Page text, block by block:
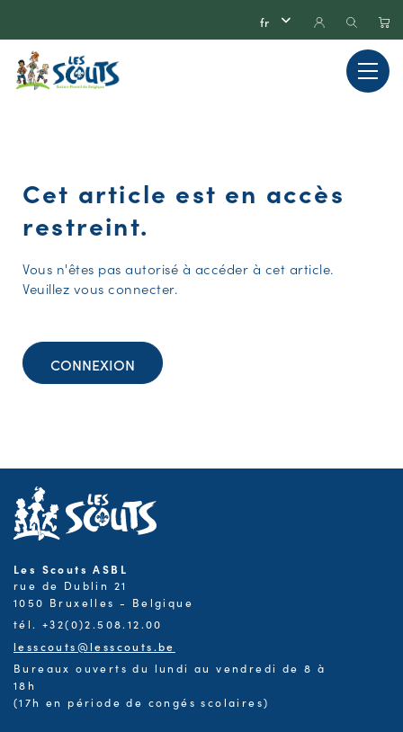
Cet article est en accès
restreint.
Vous n'êtes pas autorisé à accéder à cet article.
Veuillez vous connecter.
CONNEXION
Les Scouts ASBL
rue de Dublin 21
1050 Bruxelles - Belgique
tél. +32(0)2.508.12.00
lesscouts@lesscouts.be
Bureaux ouverts du lundi au vendredi de 8 à
18h
(17h en période de congés scolaires)